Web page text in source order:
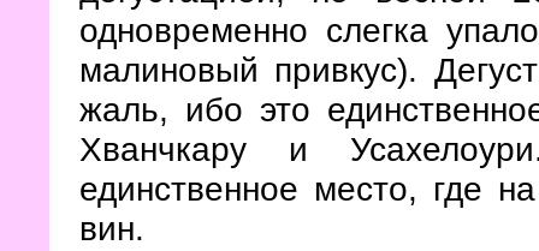
одновременно слегка
малиновый привкус).
жаль, ибо это
Хванчкару и
единственное место, где
вин.